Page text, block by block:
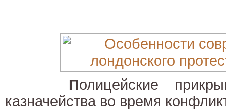
Полицейские
казначейства во время